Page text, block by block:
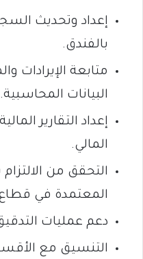
إعداد وتحديث
بالفندق.
متابعة الإيرادات
البيانات المحاسبية.
إعداد التقارير
المالي.
التحقق من
المعتمدة في
دعم عمليات
التنسيق مع